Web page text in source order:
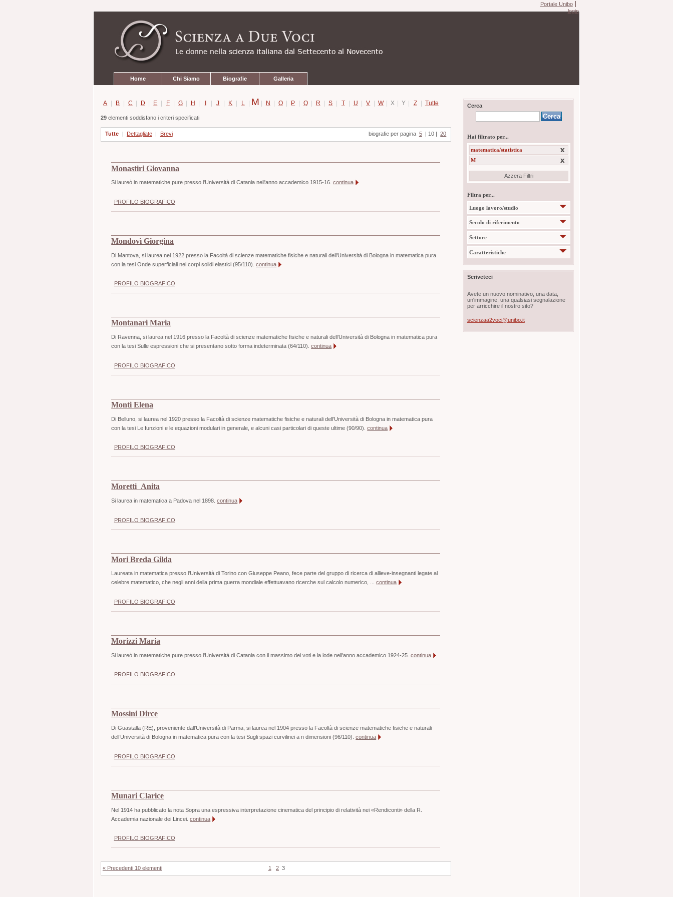
contenuti.
navigazione
Portale Unibo
login
Home Chi Siamo Biografie Galleria
A | B | C | D | E | F | G | H | I | J | K | L | M | N | O | P | Q | R | S | T | U | V | W | X | Y | Z | Tutte
29elementi soddisfano i criteri specificati
Tutte Dettagliate Brevi biografie per pagina 5 10 20
Monastiri Giovanna
Si laureò in matematiche pure presso l'Università di Catania nell'anno accademico 1915-16.continua
PROFILO BIOGRAFICO
Mondovì Giorgina
Di Mantova, si laurea nel 1922 presso la Facoltà di scienze matematiche fisiche e naturali dell’Università di Bologna in matematica pura
con la tesi Onde superficiali nei corpi solidi elastici (95/110).continua
PROFILO BIOGRAFICO
Montanari Maria
Di Ravenna, si laurea nel 1916 presso la Facoltà di scienze matematiche fisiche e naturali dell’Università di Bologna in matematica pura
con la tesi Sulle espressioni che si presentano sotto forma indeterminata (64/110).continua
PROFILO BIOGRAFICO
Monti Elena
Di Belluno, si laurea nel 1920 presso la Facoltà di scienze matematiche fisiche e naturali dell’Università di Bologna in matematica pura
con la tesi Le funzioni e le equazioni modulari in generale, e alcuni casi particolari di queste ultime (90/90).continua
PROFILO BIOGRAFICO
Moretti Anita
Si laurea in matematica a Padova nel 1898.continua
PROFILO BIOGRAFICO
Mori Breda Gilda
Laureata in matematica presso l'Università di Torino con Giuseppe Peano, fece parte del gruppo di ricerca di allieve-insegnanti legate al
celebre matematico, che negli anni della prima guerra mondiale effettuavano ricerche sul calcolo numerico, ...continua
PROFILO BIOGRAFICO
Morizzi Maria
Si laureò in matematiche pure presso l'Università di Catania con il massimo dei voti e la lode nell'anno accademico 1924-25.continua
PROFILO BIOGRAFICO
Mossini Dirce
Di Guastalla (RE), proveniente dall’Università di Parma, si laurea nel 1904 presso la Facoltà di scienze matematiche fisiche e naturali
dell’Università di Bologna in matematica pura con la tesi Sugli spazi curvilinei a n dimensioni (96/110).continua
PROFILO BIOGRAFICO
Munari Clarice
Nel 1914 ha pubblicato la nota Sopra una espressiva interpretazione cinematica del principio di relatività nei «Rendiconti» della R.
Accademia nazionale dei Lincei.continua
PROFILO BIOGRAFICO
« Precedenti 10 elementi 1 2 3
Cerca
Hai filtrato per...
matematica/statistica
M
Azzera Filtri
Filtra per...
Luogo lavoro/studio
Secolo di riferimento
Settore
Caratteristiche
Scriveteci
Avete un nuovo nominativo, una data,
un'immagine, una qualsiasi segnalazione
per arricchire il nostro sito?
scienzaa2voci@unibo.it